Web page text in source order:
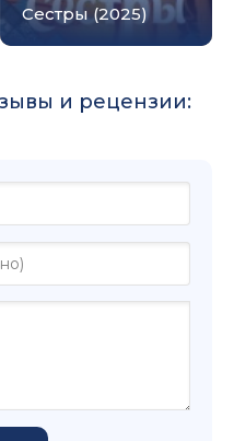
Сестры (2025)
и рецензии: